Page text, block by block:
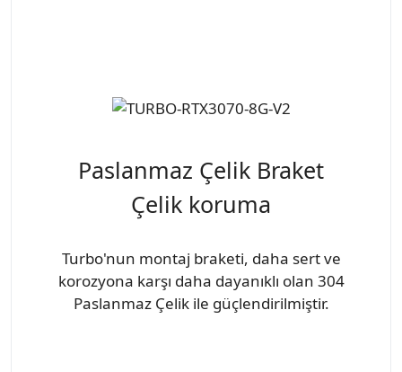
Paslanmaz Çelik Braket
Çelik koruma
Turbo'nun montaj braketi, daha sert ve
korozyona karşı daha dayanıklı olan 304
Paslanmaz Çelik ile güçlendirilmiştir.